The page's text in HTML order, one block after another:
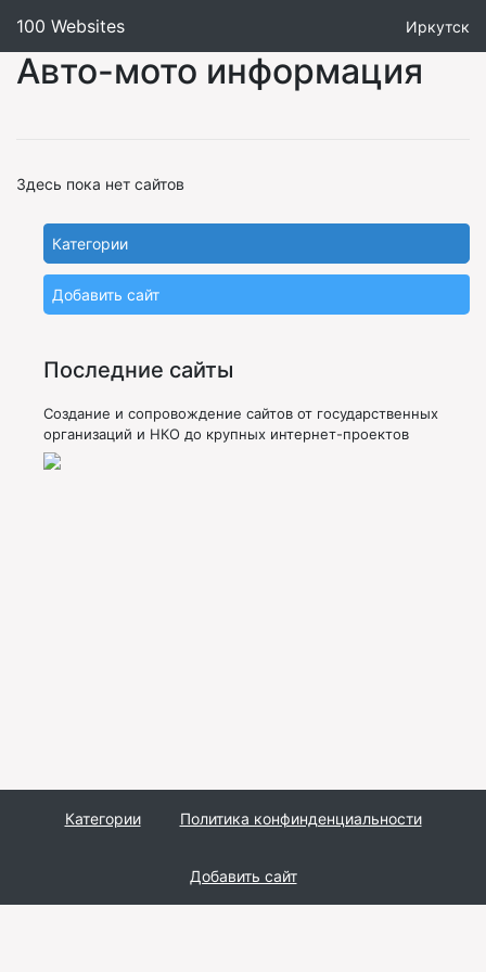
100 Websites Иркутск
Авто-мото информация
Здесь пока нет сайтов
Категории
Добавить сайт
Последние сайты
Создание и сопровождение сайтов от государственных
организаций и НКО до крупных интернет-проектов
Категории Политика конфинденциальности
Добавить сайт